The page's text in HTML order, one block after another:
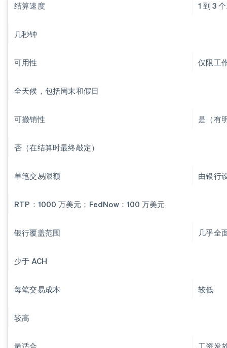
结算速度 1 到 3
几秒钟
可用性 仅限工
全天候，包括周末和假日
可撤销性 是（有
否（在结算时最终敲定）
单笔交易限额 由银行
RTP：1000 万美元；FedNow：100 万美元
银行覆盖范围 几乎全
少于 ACH
每笔交易成本 较低
较高